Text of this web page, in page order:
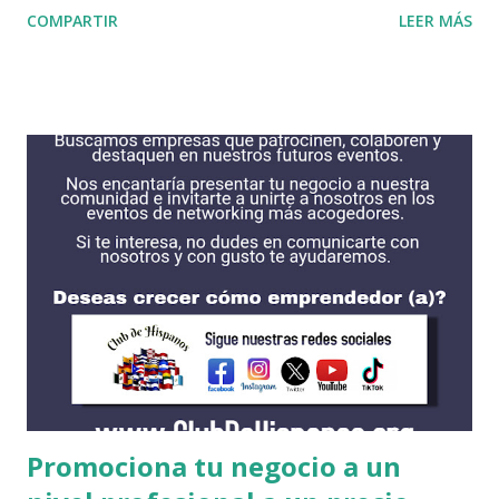
soñar, oportunidades se encuentran alli, solo tienes que
Haciendo todo el esfuerzo posible podrias encontrar
alguna intitucion que acceda a tus necesidades. Algunas de
las instituciones se encuentran en esta lista, son las que
tienen mas las becas para estudiantes internacionales. Cada
solicitud y requisitos. Es recomendable obtener su solicitud
de FAFSA antes de solicitar alguna beca. AMHERST
COLLEGE https://www.amherst.edu/ BATES COLLEGE
http://w...
COMPARTIR LEER MÁS
Promociona tu negocio a un